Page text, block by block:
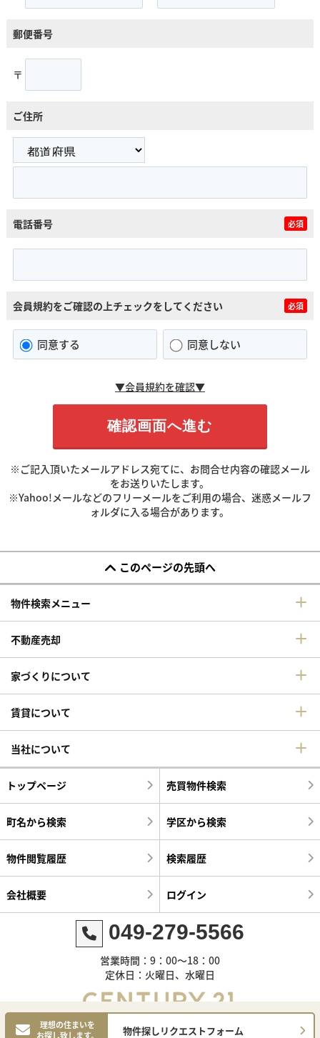
理想の住まいを
お探し致します。
物件探しリクエストフォーム
郵便番号
〒
ご住所
電話番号 必須
会員規約をご確認の上チェックをしてください 必須
同意する 同意しない
▼会員規約を確認▼
※ご記入頂いたメールアドレス宛てに、お問合せ内容の確認メール
をお送りいたします。
※Yahoo!メールなどのフリーメールをご利用の場合、迷惑メールフ
ォルダに入る場合があります。
このページの先頭へ
物件検索メニュー
不動産売却
家づくりについて
賃貸について
当社について
トップページ 売買物件検索
町名から検索 学区から検索
物件閲覧履歴 検索履歴
会社概要 ログイン
049-279-5566
営業時間：9：00～18：00
定休日：火曜日、水曜日